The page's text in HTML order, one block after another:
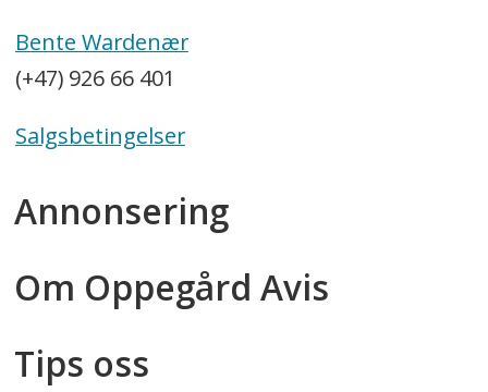
Bente Wardenær
(+47) 926 66 401
Salgsbetingelser
Annonsering
Om Oppegård Avis
Tips oss